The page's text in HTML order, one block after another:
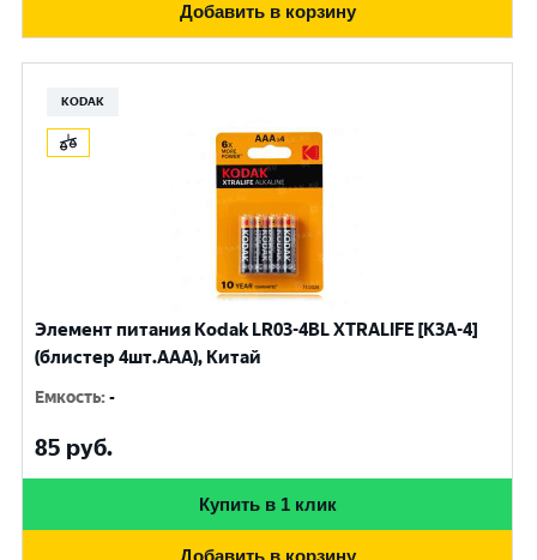
Добавить в корзину
KODAK
Элемент питания Kodak LR03-4BL XTRALIFE [K3A-4]
(блистер 4шт.AАА), Китай
Емкость:-
85 руб.
Купить в 1 клик
Добавить в корзину